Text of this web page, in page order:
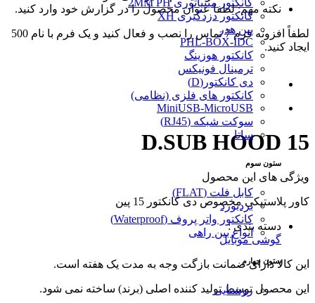
کانکتور دزدگیری XH
پین هدر
PHL-BOX-IDC
کانکتور هوزینگ
ترمینال فونیکس
دی کانکتور(D)
کانکتور های فلزی (نظامی)
MiniUSB-MicroUSB
سوکت شبکه (RJ45)
ساتا
ستون سوم
کابل فلت (FLAT)
بردبورد
کانکتور واتر پروف (Waterproof)
انواع بین راهی
ستون چهارم
روشنایی
نکته مهم: لطفا عنوان محصول را در گزارش خود وارد کنید.
لطفاً افزونه فرم 7 تماس را نصب و فعال کنید و یک فرم با نام 500
ایجاد کنید.
D.SUB HOOD 15
ویژگی های این محصول
کاور پلاستیکی مخصوص دی کانکتور 15 پین
دسته بندی :
گوشی موبایل
این کالا دارای ضمانت بازگت وجه به مدت یک هفته است.
این محصول توسط تولید کننده اصلی (برند) ساخته نمی شود.